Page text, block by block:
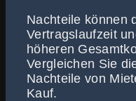
Nachteile können
Vertragslaufzeit
höheren
Vergleichen Sie
Nachteile von
Kauf.